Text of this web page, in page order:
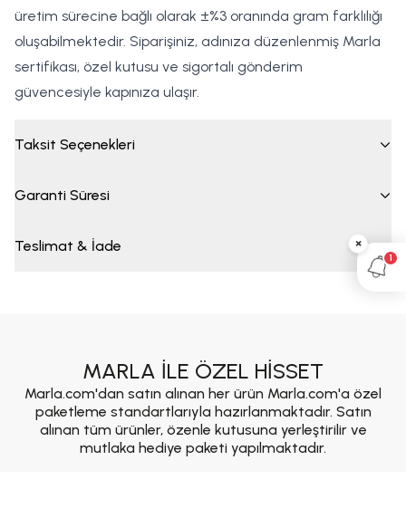
üretim sürecine bağlı olarak ±%3 oranında gram farklılığı
oluşabilmektedir. Siparişiniz, adınıza düzenlenmiş Marla
sertifikası, özel kutusu ve sigortalı gönderim
güvencesiyle kapınıza ulaşır.
Taksit Seçenekleri
Garanti Süresi
Teslimat & İade
MARLA İLE ÖZEL HİSSET
Marla.com'dan satın alınan her ürün Marla.com'a özel
paketleme standartlarıyla hazırlanmaktadır. Satın
alınan tüm ürünler, özenle kutusuna yerleştirilir ve
mutlaka hediye paketi yapılmaktadır.
×
1